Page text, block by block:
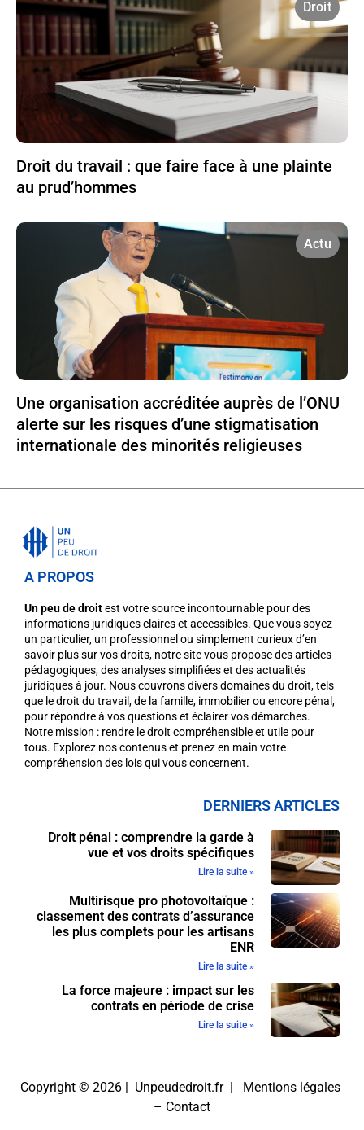
Droit
Droit du travail : que faire face à une plainte
au prud’hommes
Actu
Une organisation accréditée auprès de l’ONU
alerte sur les risques d’une stigmatisation
internationale des minorités religieuses
A PROPOS
Un peu de droitest votre source incontournable pour des
informations juridiques claires et accessibles. Que vous soyez
un particulier, un professionnel ou simplement curieux d’en
savoir plus sur vos droits, notre site vous propose des articles
pédagogiques, des analyses simplifiées et des actualités
juridiques à jour. Nous couvrons divers domaines du droit, tels
que le droit du travail, de la famille, immobilier ou encore pénal,
pour répondre à vos questions et éclairer vos démarches.
Notre mission : rendre le droit compréhensible et utile pour
tous. Explorez nos contenus et prenez en main votre
compréhension des lois qui vous concernent.
DERNIERS ARTICLES
Droit pénal : comprendre la garde à
vue et vos droits spécifiques
Lire la suite »
Multirisque pro photovoltaïque :
classement des contrats d’assurance
les plus complets pour les artisans
ENR
Lire la suite »
La force majeure : impact sur les
contrats en période de crise
Lire la suite »
Copyright © 2026 | Unpeudedroit.fr |
Mentions légales
– Contact